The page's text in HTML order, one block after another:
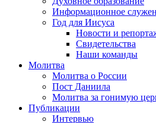
Информационное
Год для Иисуса
Новости и
Свидетельства
Наши команды
Молитва
Молитва о России
Пост Даниила
Молитва за гонимую
Публикации
Интервью